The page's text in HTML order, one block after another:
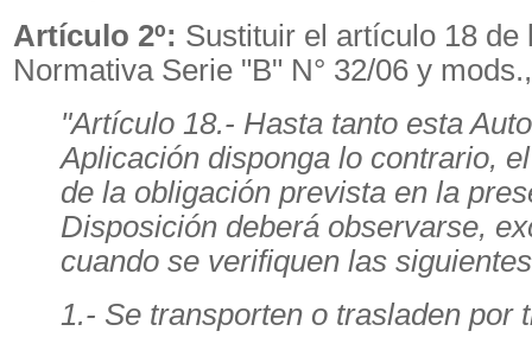
Artículo 2º: Sustituir el artículo 18 de
Normativa Serie "B" N° 32/06 y
"Artículo 18.- Hasta tanto esta
Aplicación disponga lo contrario,
de la obligación prevista en la
Disposición deberá observarse,
cuando se verifiquen las
1.- Se transporten o trasladen por